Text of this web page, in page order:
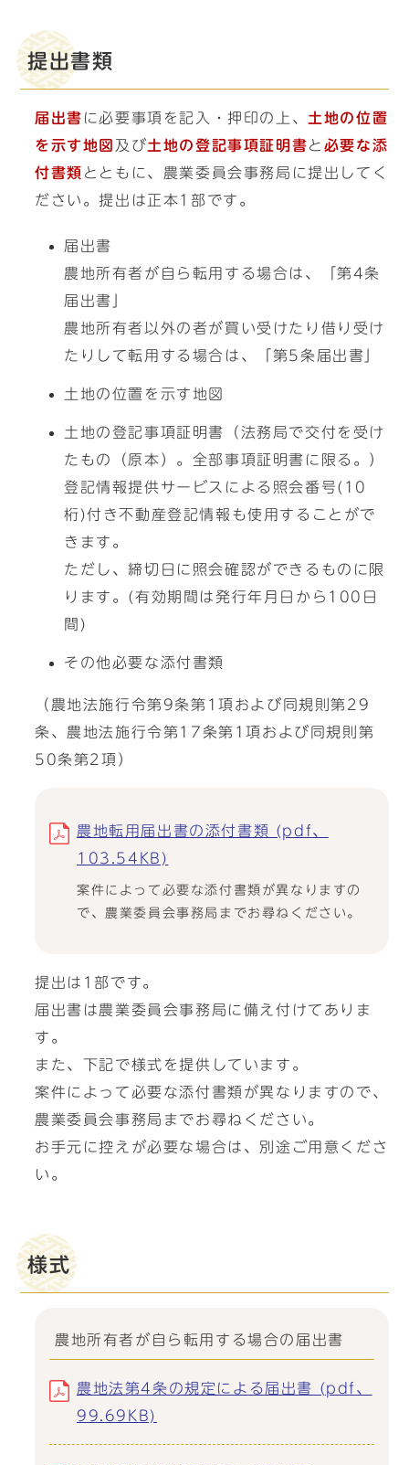
提出書類
届出書 に必要事項を記入・押印の上、 土地の位置
を示す地図 及び土地の登記事項証明書と 必要な添
付書類 とともに、農業委員会事務局に提出してく
ださい。提出は正本1部です。
届出書
農地所有者が自ら転用する場合は、「第4条
届出書」
農地所有者以外の者が買い受けたり借り受け
たりして転用する場合は、「第5条届出書」
土地の位置を示す地図
土地の登記事項証明書（法務局で交付を受け
たもの（原本）。全部事項証明書に限る。）
登記情報提供サービスによる照会番号(10
桁)付き不動産登記情報も使用することがで
きます。
ただし、締切日に照会確認ができるものに限
ります。(有効期間は発行年月日から100日
間)
その他必要な添付書類
（農地法施行令第9条第1項および同規則第29
条、農地法施行令第17条第1項および同規則第
50条第2項）
農地転用届出書の添付書類 (pdf、
103.54KB)
案件によって必要な添付書類が異なりますの
で、農業委員会事務局までお尋ねください。
提出は1部です。
届出書は農業委員会事務局に備え付けてありま
す。
また、下記で様式を提供しています。
案件によって必要な添付書類が異なりますので、
農業委員会事務局までお尋ねください。
お手元に控えが必要な場合は、別途ご用意くださ
い。
様式
農地所有者が自ら転用する場合の届出書
農地法第4条の規定による届出書 (pdf、
99.69KB)